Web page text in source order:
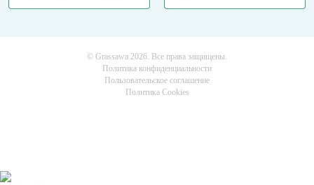
© Grassawa 2026. Все права защищены.
Политика конфиденциальности
Пользовательское соглашение
Политика Cookies